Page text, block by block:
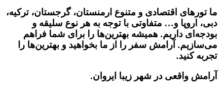
ما تورهای اقتصادی و متنوع ارمنستان، گرجستان، ترکیه،
دبی، اروپا و… متفاوتی با توجه به هر نوع سلیقه و
بودجه‌ای داریم. همیشه بهترین‌ها را برای شما فراهم
می‌سازیم. آرامش سفر را از ما بخواهید و بهترین‌ها را
تجربه کنید.
آرامش واقعی در شهر زیبا ایروان.